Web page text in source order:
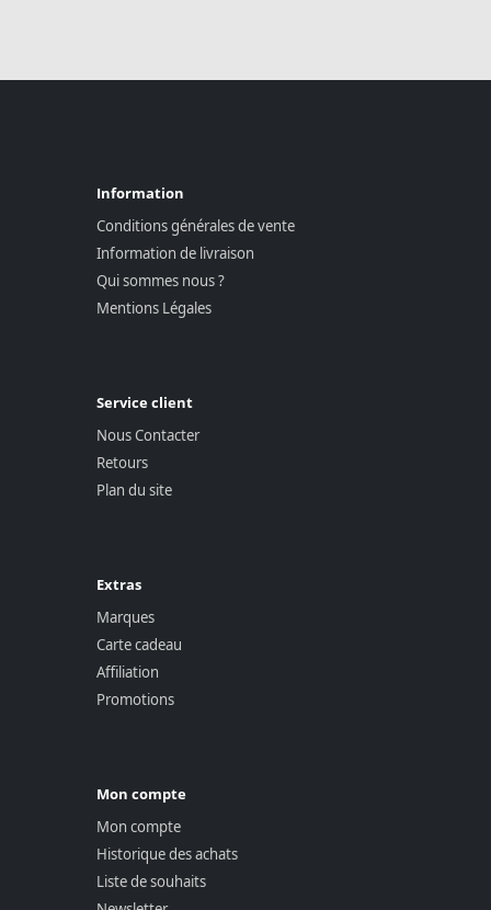
Information
Conditions générales de vente
Information de livraison
Qui sommes nous ?
Mentions Légales
Service client
Nous Contacter
Retours
Plan du site
Extras
Marques
Carte cadeau
Affiliation
Promotions
Mon compte
Mon compte
Historique des achats
Liste de souhaits